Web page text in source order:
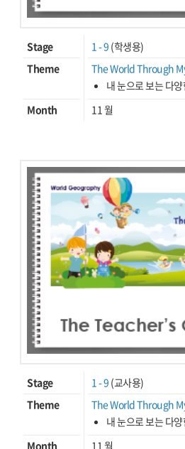
Stage 1 - 9 (학생용)
Theme
The World Through
내 눈으로 보는 다
Month
11 월
Stage 1 - 9 (교사용)
Theme
The World Through
내 눈으로 보는 다
Month
11 월